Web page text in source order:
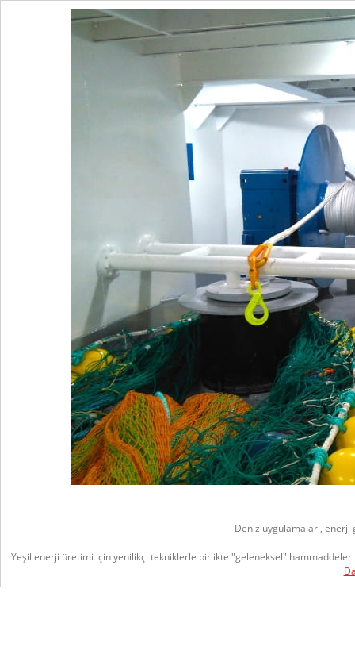
Deniz uygulamaları,
Yeşil enerji üretimi için yenilikçi tekniklerle birlikte "geleneksel"